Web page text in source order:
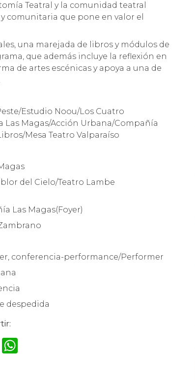
Teatral y la comunidad teatral
comunitaria que pone en valor el
una marejada de libros y módulos de
que además incluye la reflexión en
de artes escénicas y apoya a una de
Estudio Noou/Los Cuatro
Las Magas/Acción Urbana/Compañía
Mesa Teatro Valparaíso
del Cielo/Teatro Lambe
Las Magas(Foyer)
conferencia-performance/Performer
despedida
T W